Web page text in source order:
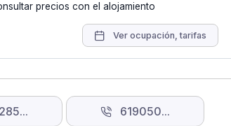
precios con el alojamiento
Ver ocupación, tarifas
619050...